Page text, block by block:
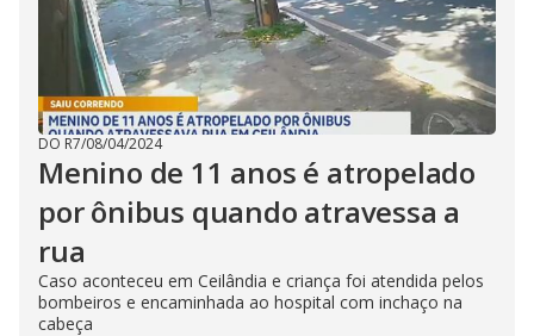
DO R7/08/04/2024
Menino de 11 anos é atropelado
por ônibus quando atravessa a
rua
Caso aconteceu em Ceilândia e criança foi atendida pelos
bombeiros e encaminhada ao hospital com inchaço na
cabeça